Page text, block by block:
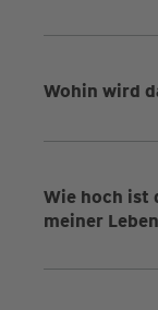
Wohin wird
Wie hoch ist
meiner